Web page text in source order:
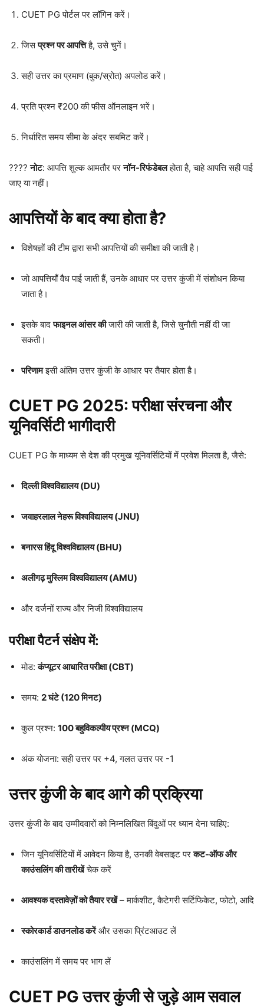
CUET PG पोर्टल पर लॉगिन करें।
जिसप्रश्न पर आपत्तिहै, उसे चुनें।
सही उत्तर का प्रमाण (बुक/स्रोत) अपलोड करें।
प्रति प्रश्न ₹200 की फीस ऑनलाइन भरें।
निर्धारित समय सीमा के अंदर सबमिट करें।
????नोट: आपत्ति शुल्क आमतौर परनॉन-रिफंडेबलहोता है, चाहे आपत्ति सही पाई
जाए या नहीं।
आपत्तियों के बाद क्या होता है?
विशेषज्ञों की टीम द्वारा सभी आपत्तियों की समीक्षा की जाती है।
जो आपत्तियाँ वैध पाई जाती हैं, उनके आधार पर उत्तर कुंजी में संशोधन किया
जाता है।
इसके बादफाइनल आंसर कीजारी की जाती है, जिसे चुनौती नहीं दी जा
सकती।
परिणामइसी अंतिम उत्तर कुंजी के आधार पर तैयार होता है।
CUET PG 2025: परीक्षा संरचना और
यूनिवर्सिटी भागीदारी
CUET PG के माध्यम से देश की प्रमुख यूनिवर्सिटियों में प्रवेश मिलता है, जैसे:
दिल्ली विश्वविद्यालय (DU)
जवाहरलाल नेहरू विश्वविद्यालय (JNU)
बनारस हिंदू विश्वविद्यालय (BHU)
अलीगढ़ मुस्लिम विश्वविद्यालय (AMU)
और दर्जनों राज्य और निजी विश्वविद्यालय
परीक्षा पैटर्न संक्षेप में:
मोड:कंप्यूटर आधारित परीक्षा (CBT)
समय: 2 घंटे (120 मिनट)
कुल प्रश्न: 100 बहुविकल्पीय प्रश्न (MCQ)
अंक योजना: सही उत्तर पर +4, गलत उत्तर पर -1
उत्तर कुंजी के बाद आगे की प्रक्रिया
उत्तर कुंजी के बाद उम्मीदवारों को निम्नलिखित बिंदुओं पर ध्यान देना चाहिए:
जिन यूनिवर्सिटियों में आवेदन किया है, उनकी वेबसाइट परकट-ऑफ और
काउंसलिंग की तारीखेंचेक करें
आवश्यक दस्तावेज़ों को तैयार रखें– मार्कशीट, कैटेगरी सर्टिफिकेट, फोटो, आदि
स्कोरकार्ड डाउनलोड करेंऔर उसका प्रिंटआउट लें
काउंसलिंग में समय पर भाग लें
CUET PG उत्तर कुंजी से जुड़े आम सवाल